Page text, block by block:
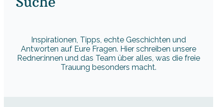
Inspirationen, Tipps, echte Geschichten und
Antworten auf Eure Fragen. Hier schreiben unsere
Redner:innen und das Team über alles, was die freie
Trauung besonders macht.